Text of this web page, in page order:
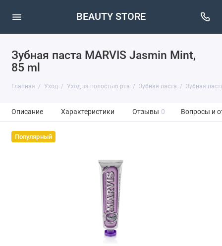
BEAUTY STORE
Зубная паста MARVIS Jasmin Mint,
85 ml
Главная Уход Уход за полостью рта Зубная паста Зубная
Описание Характеристики Отзывы 0 Вопросы и
Популярный